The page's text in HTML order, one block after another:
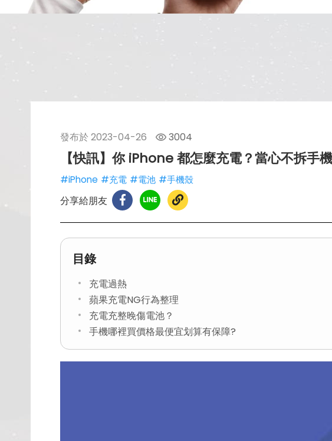
發布於 2023-04-26 3004
【快訊】你 iPhone 都怎麼充電？當心不拆手
#iPhone #充電 #電池 #手機殼
分享給朋友
目錄
充電過熱
蘋果充電NG行為整理
充電充整晚傷電池？
手機哪裡買價格最便宜划算有保障?